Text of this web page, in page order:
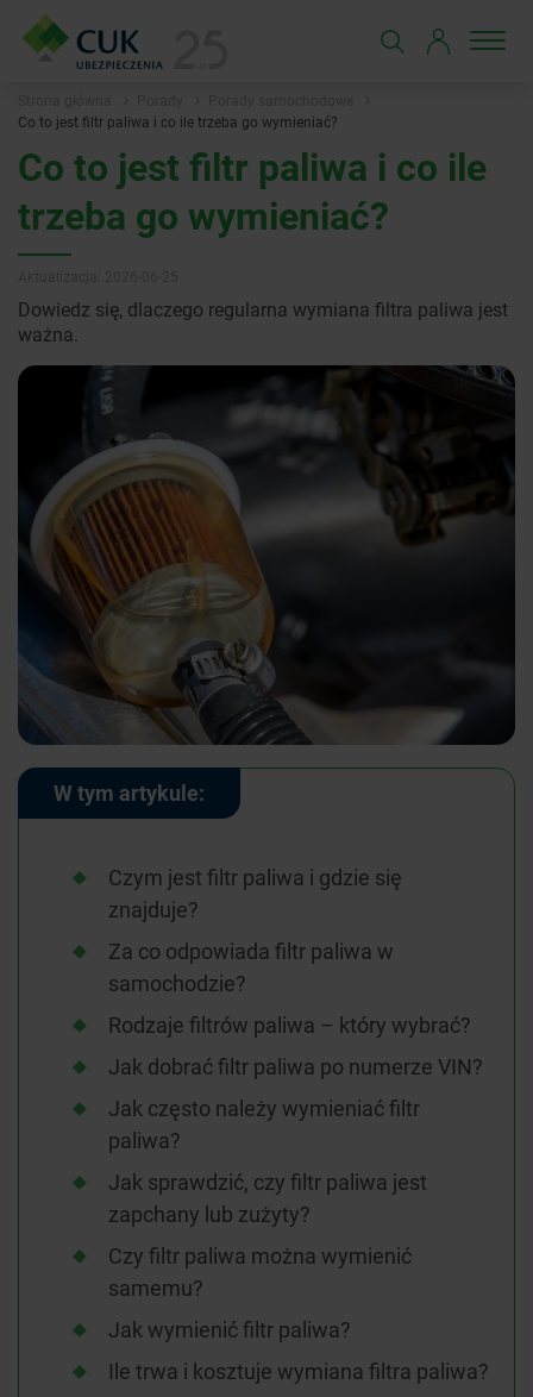
Co to jest filtr paliwa i co ile trzeba go wymieniać?
Co to jest filtr paliwa i co ile
trzeba go wymieniać?
Dowiedz się, dlaczego regularna wymiana filtra paliwa jest
ważna.
W tym artykule:
Czym jest filtr paliwa i gdzie się
znajduje?
Za co odpowiada filtr paliwa w
samochodzie?
Rodzaje filtrów paliwa – który wybrać?
Jak dobrać filtr paliwa po numerze VIN?
Jak często należy wymieniać filtr
paliwa?
Jak sprawdzić, czy filtr paliwa jest
zapchany lub zużyty?
Czy filtr paliwa można wymienić
samemu?
Jak wymienić filtr paliwa?
Ile trwa i kosztuje wymiana filtra paliwa?